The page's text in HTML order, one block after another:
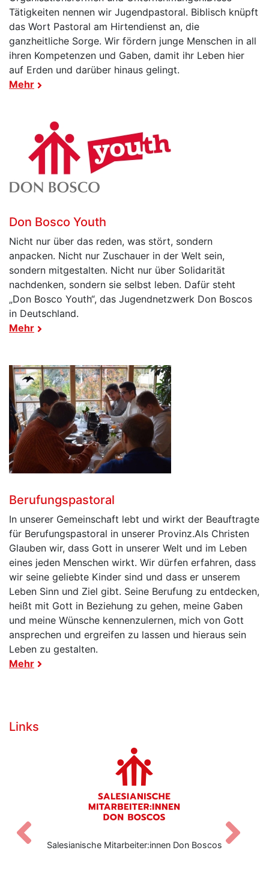
Tätigkeiten nennen wir Jugendpastoral. Biblisch knüpft
das Wort Pastoral am Hirtendienst an, die
ganzheitliche Sorge. Wir fördern junge Menschen in all
ihren Kompetenzen und Gaben, damit ihr Leben hier
auf Erden und darüber hinaus gelingt.
Mehr
Don Bosco Youth
Nicht nur über das reden, was stört, sondern
anpacken. Nicht nur Zuschauer in der Welt sein,
sondern mitgestalten. Nicht nur über Solidarität
nachdenken, sondern sie selbst leben. Dafür steht
„Don Bosco Youth“, das Jugendnetzwerk Don Boscos
in Deutschland.
Mehr
Berufungspastoral
In unserer Gemeinschaft lebt und wirkt der Beauftragte
für Berufungspastoral in unserer Provinz.Als Christen
Glauben wir, dass Gott in unserer Welt und im Leben
eines jeden Menschen wirkt. Wir dürfen erfahren, dass
wir seine geliebte Kinder sind und dass er unserem
Leben Sinn und Ziel gibt. Seine Berufung zu entdecken,
heißt mit Gott in Beziehung zu gehen, meine Gaben
und meine Wünsche kennenzulernen, mich von Gott
ansprechen und ergreifen zu lassen und hieraus sein
Leben zu gestalten.
Mehr
Links
Salesianische Mitarbeiter:innen Don Boscos
Zurück